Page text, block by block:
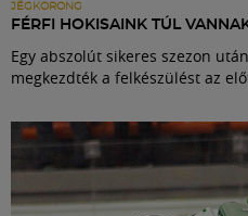
JÉGKORONG
FÉRFI HOKISAINK TÚL
Egy abszolút sikeres szezon
megkezdték a felkészülést az